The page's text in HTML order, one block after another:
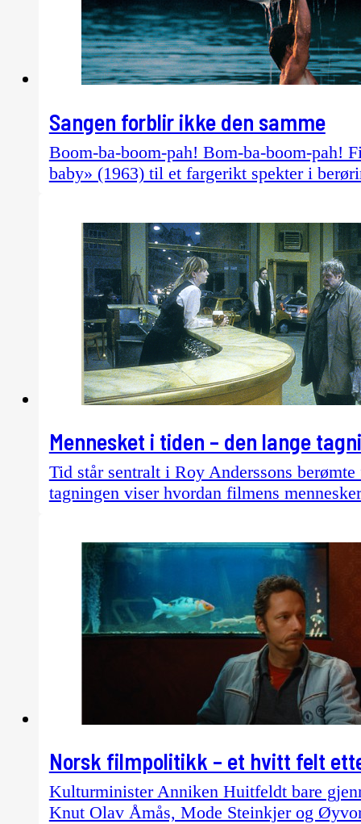
Sangen forblir ikke den samme
Boom-ba-boom-pah! Bom-ba-boom-pah!
baby» (1963) til et fargerikt spekter i
Mennesket i tiden – den lange
Tid står sentralt i Roy Anderssons
tagningen viser hvordan filmens
Norsk filmpolitikk – et hvitt felt
Kulturminister Anniken Huitfeldt bare
Knut Olav Åmås, Mode Steinkjer og